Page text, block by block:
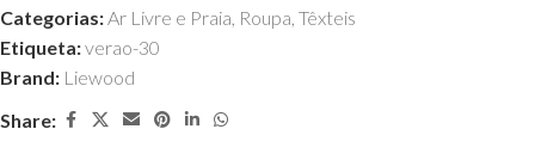
Categorias:Ar Livre e Praia, Roupa, Têxteis
Etiqueta:verao-30
Brand: Liewood
Share: